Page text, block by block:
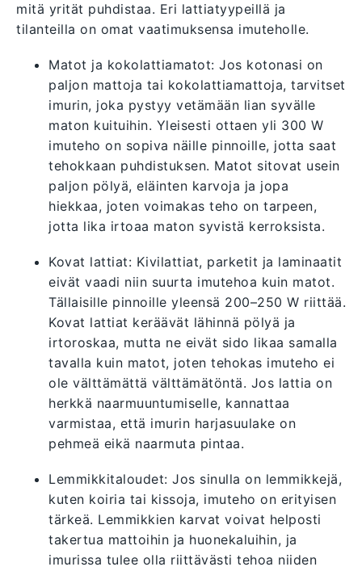
mitä yrität puhdistaa. Eri lattiatyypeillä ja
tilanteilla on omat vaatimuksensa imuteholle.
Matot ja kokolattiamatot: Jos kotonasi on
paljon mattoja tai kokolattiamattoja, tarvitset
imurin, joka pystyy vetämään lian syvälle
maton kuituihin. Yleisesti ottaen yli 300 W
imuteho on sopiva näille pinnoille, jotta saat
tehokkaan puhdistuksen. Matot sitovat usein
paljon pölyä, eläinten karvoja ja jopa
hiekkaa, joten voimakas teho on tarpeen,
jotta lika irtoaa maton syvistä kerroksista.
Kovat lattiat: Kivilattiat, parketit ja laminaatit
eivät vaadi niin suurta imutehoa kuin matot.
Tällaisille pinnoille yleensä 200–250 W riittää.
Kovat lattiat keräävät lähinnä pölyä ja
irtoroskaa, mutta ne eivät sido likaa samalla
tavalla kuin matot, joten tehokas imuteho ei
ole välttämättä välttämätöntä. Jos lattia on
herkkä naarmuuntumiselle, kannattaa
varmistaa, että imurin harjasuulake on
pehmeä eikä naarmuta pintaa.
Lemmikkitaloudet: Jos sinulla on lemmikkejä,
kuten koiria tai kissoja, imuteho on erityisen
tärkeä. Lemmikkien karvat voivat helposti
takertua mattoihin ja huonekaluihin, ja
imurissa tulee olla riittävästi tehoa niiden